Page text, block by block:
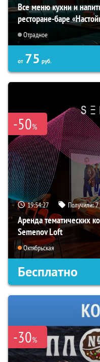
Все меню кухни и
ресторане-баре
Отрадное
от 75 руб.
-50%
19:54:26 Получили:7
Аренда тематических
Semenov Loft
Октябрьская
Бесплатно
-30%